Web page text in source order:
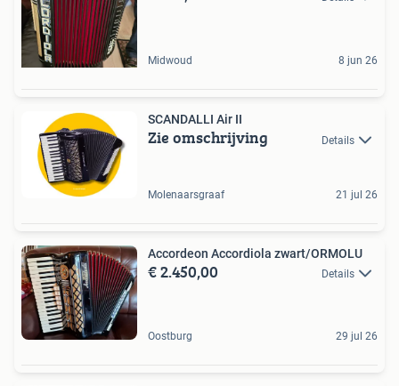
Midwoud 8 jun 26
SCANDALLI Air II
Zie omschrijving Details
Molenaarsgraaf 21 jul 26
Accordeon Accordiola zwart/ORMOLU
€ 2.450,00 Details
Oostburg 29 jul 26